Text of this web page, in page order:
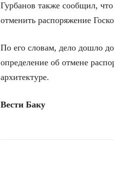
Гурбанов также сообщил, что
отменить распоряжение
По его словам, дело дошло
определение об отмене
архитектуре.
Вести Баку